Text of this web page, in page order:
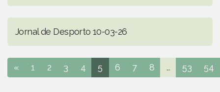
Jornal de Desporto 10-03-26
« 1 2 3 4 5 6 7 8 ... 53 54